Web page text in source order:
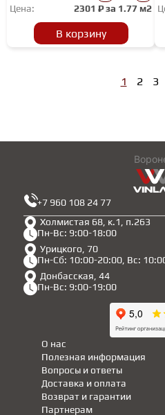
Цена: 2301 ₽ за 1.77 м2
В корзину
1 2 3
Холмистая 68, к.1, п.263
Пн-Вс: 9:00-18:00
Урицкого, 70
Пн-Сб: 10:00-20:00, Вс:
Донбасская, 44
Пн-Вс: 9:00-19:00
+7 960 108 24 77
Полезная информация
Партнерам
Вопросы и ответы
Доставка и оплата
Возврат и гарантии
О нас